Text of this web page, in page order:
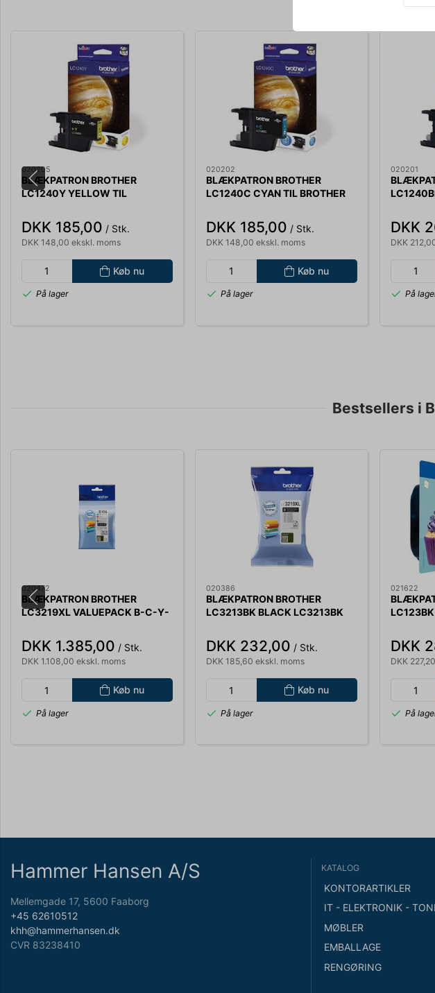
020205
BLÆKPATRON BROTHER
LC1240Y YELLOW TIL
J6510,6710,6910 LC1240Y
DKK 185,00 / Stk.
DKK 148,00 ekskl. moms
Køb nu
På lager
020202
BLÆKPATRON BROTHER
LC1240C CYAN TIL BROTHER
LC1240C
DKK 185,00 / Stk.
DKK 148,00 ekskl. moms
Køb nu
På lager
020201
DKK
DKK
På
Bestsellers i
020472
BLÆKPATRON BROTHER
LC3219XL VALUEPACK B-C-Y-
DKK 1.385,00 / Stk.
DKK 1.108,00 ekskl. moms
Køb nu
På lager
020386
BLÆKPATRON BROTHER
LC3213BK BLACK LC3213BK
DKK 232,00 / Stk.
DKK 185,60 ekskl. moms
Køb nu
På lager
021622
DKK
DKK
På
Hammer Hansen A/S
Mellemgade 17, 5600 Faaborg
+45 62610512
khh@hammerhansen.dk
CVR 83238410
KATALOG
KONTORARTIKLER
IT - ELEKTRONIK -
MØBLER
EMBALLAGE
RENGØRING